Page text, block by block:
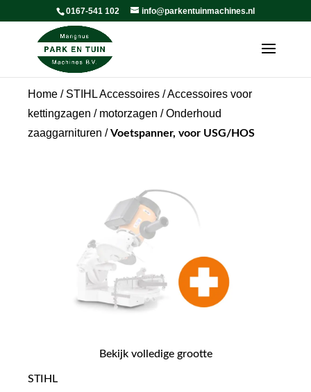
0167-541 102 info@parkentuinmachines.nl
Home / STIHL Accessoires /Accessoires voor
kettingzagen / motorzagen /Onderhoud
zaaggarnituren /Voetspanner, voor USG/HOS
Bekijk volledige grootte
STIHL